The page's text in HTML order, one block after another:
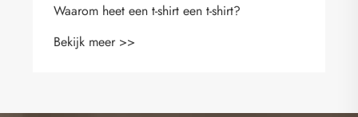
Waarom heet een t-shirt een t-shirt?
Bekijk meer >>